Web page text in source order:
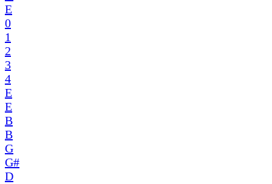
E
0
1
2
3
4
E
E
B
B
G
G#
D